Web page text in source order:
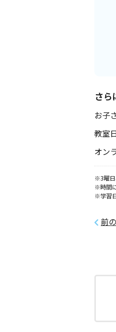
さら
お子
教室
オン
※3曜日
※時間
※学習
前